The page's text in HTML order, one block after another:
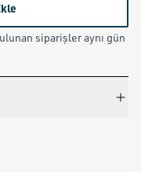
siparişler aynı gün